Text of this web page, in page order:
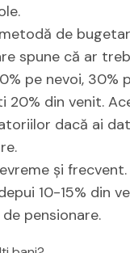
de
spune că ar
pe nevoi, 30%
20% din venit.
dacă ai
și frecvent.
10-15% din
pensionare.